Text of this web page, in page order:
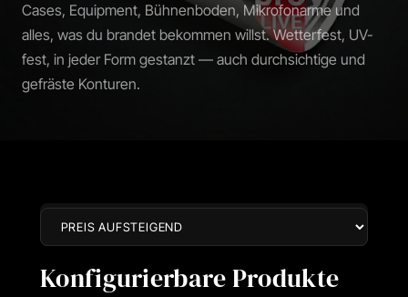
Cases, Equipment, Bühnenboden, Mikrofonarme und
alles, was du brandet bekommen willst. Wetterfest, UV-
fest, in jeder Form gestanzt — auch durchsichtige und
gefräste Konturen.
Konfigurierbare Produkte